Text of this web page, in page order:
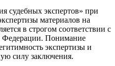
судебных экспертов» при
материалов на
в строгом соответствии с
Федерации. Понимание
экспертизы и
силу заключения.